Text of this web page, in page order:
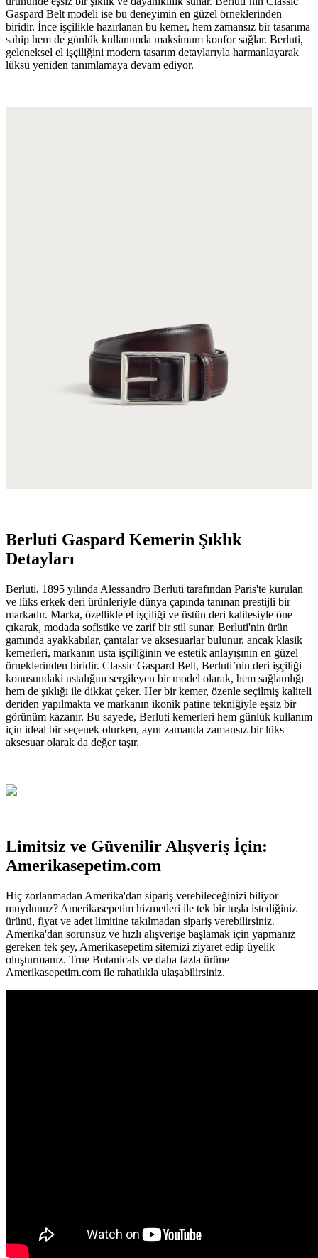
Gaspard Belt modeli ise bu deneyimin en güzel örneklerinden
biridir. İnce işçilikle hazırlanan bu kemer, hem zamansız bir tasarıma
sahip hem de günlük kullanımda maksimum konfor sağlar. Berluti,
geleneksel el işçiliğini modern tasarım detaylarıyla harmanlayarak
lüksü yeniden tanımlamaya devam ediyor.
Berluti Gaspard Kemerin Şıklık
Detayları
Berluti, 1895 yılında Alessandro Berluti tarafından Paris'te kurulan
ve lüks erkek deri ürünleriyle dünya çapında tanınan prestijli bir
markadır. Marka, özellikle el işçiliği ve üstün deri kalitesiyle öne
çıkarak, modada sofistike ve zarif bir stil sunar. Berluti'nin ürün
gamında ayakkabılar, çantalar ve aksesuarlar bulunur, ancak klasik
kemerleri, markanın usta işçiliğinin ve estetik anlayışının en güzel
örneklerinden biridir. Classic Gaspard Belt, Berluti’nin deri işçiliği
konusundaki ustalığını sergileyen bir model olarak, hem sağlamlığı
hem de şıklığı ile dikkat çeker. Her bir kemer, özenle seçilmiş kaliteli
deriden yapılmakta ve markanın ikonik patine tekniğiyle eşsiz bir
görünüm kazanır. Bu sayede, Berluti kemerleri hem günlük kullanım
için ideal bir seçenek olurken, aynı zamanda zamansız bir lüks
aksesuar olarak da değer taşır.
Limitsiz ve Güvenilir Alışveriş İçin:
Amerikasepetim.com
Hiç zorlanmadan Amerika'dan sipariş verebileceğinizi biliyor
muydunuz? Amerikasepetim hizmetleri ile tek bir tuşla istediğiniz
ürünü, fiyat ve adet limitine takılmadan sipariş verebilirsiniz.
Amerika'dan sorunsuz ve hızlı alışverişe başlamak için yapmanız
gereken tek şey, Amerikasepetim sitemizi ziyaret edip üyelik
oluşturmanız. True Botanicals ve daha fazla ürüne
Amerikasepetim.com ile rahatlıkla ulaşabilirsiniz.